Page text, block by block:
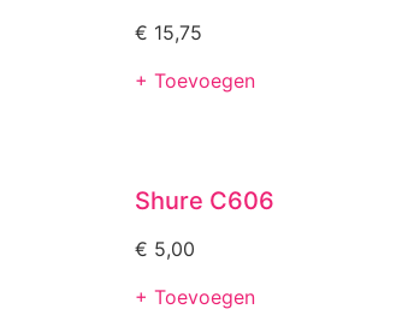
€ 15,75
+ Toevoegen
Shure C606
€ 5,00
+ Toevoegen